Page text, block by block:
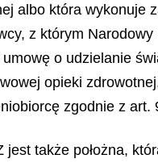
albo która wykonuje
z którym Narodowy
umowę o udzielanie
opieki
zgodnie z art.
jest także położna,